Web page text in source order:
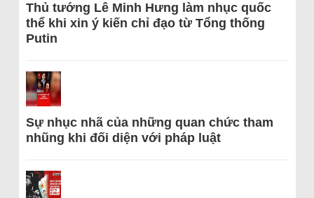
Thủ tướng Lê Minh Hưng làm nhục quốc
thể khi xin ý kiến chỉ đạo từ Tổng thống
Putin
Sự nhục nhã của những quan chức tham
nhũng khi đối diện với pháp luật